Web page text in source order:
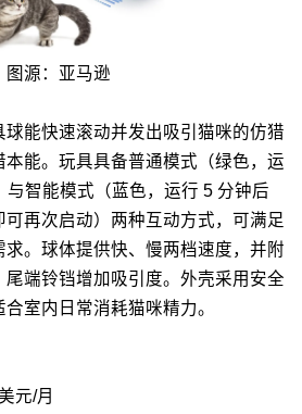
图源：亚马逊
球能快速滚动并发出吸引猫咪的仿猎
能。玩具具备普通模式（绿色，运
与智能模式（蓝色，运行 5 分钟后
再次启动）两种互动方式，可满足
。球体提供快、慢两档速度，并附
端铃铛增加吸引度。外壳采用安全
室内日常消耗猫咪精力。
元/月